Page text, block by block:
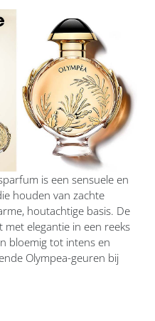
is een sensuele en
houden van zachte
houtachtige basis. De
elegantie in een reeks
bloemig tot intens en
Olympea-geuren bij